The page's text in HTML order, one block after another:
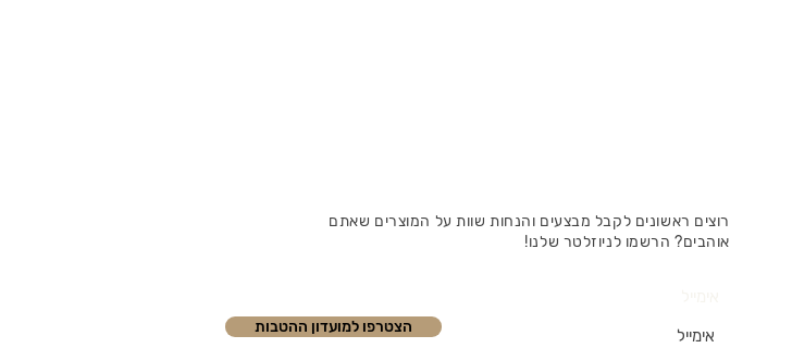
רוצים ראשונים לקבל מבצעים והנחות שוות על המוצרים שאתם
אוהבים? הרשמו לניוזלטר שלנו!
הצטרפו למועדון ההטבות